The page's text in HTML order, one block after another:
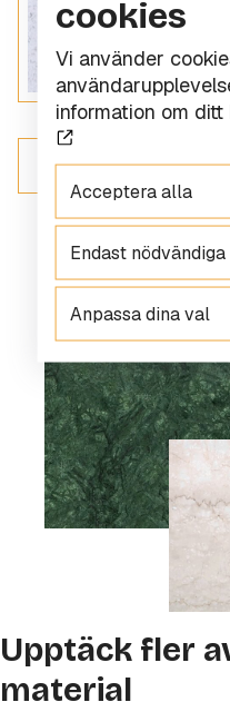
ALLT INOM
Upptäck fler
material
cookies
Vi använder
information om ditt
Acceptera alla
Endast nödvändiga
Anpassa dina val